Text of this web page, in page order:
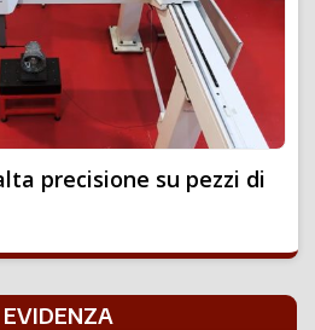
precisione su pezzi di
EVIDENZA